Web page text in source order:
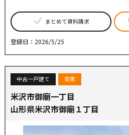
まとめて資料請求
登録日：2026/5/25
中古一戸建て 空家
米沢市御廟一丁目
山形県米沢市御廟１丁目